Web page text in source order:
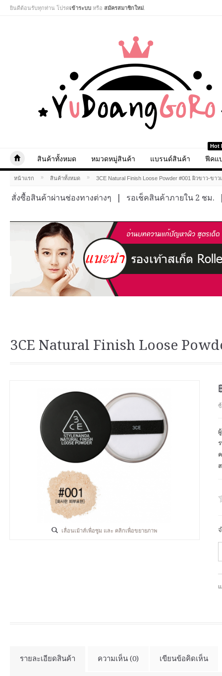
ยินดีต้อนรับทุกท่าน โปรดเข้าระบบ หรือ สมัครสมาชิกใหม่
สินค้าทั้งหมด หมวดหมู่สินค้า แบรนด์สินค้า
Hot
ฟีคแ
หน้าแรก » สินค้าทั้งหมด » 3CE Natural Finish Loose Powder #001 ผิวขาว-ขาว
สั่งซื้อสินค้าผ่านช่องทางต่างๆ รอเช็คสินค้าภายใน 2 ชม.
3CE Natural Finish Loose
เลื่อนเม้าส์เพื่อซูม และ คลิกเพื่อขยายภาพ
รายละเอียดสินค้า ความเห็น (0) เขียนข้อคิดเห็น